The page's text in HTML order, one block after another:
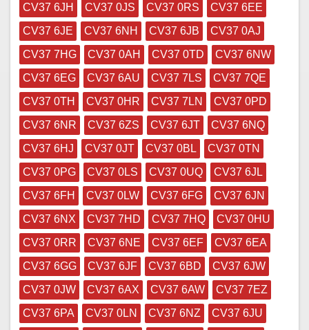
CV37 6JH
CV37 0JS CV37 0RS
CV37 6EE
CV37 6JE
CV37 6NH CV37 6JB
CV37 0AJ
CV37 7HG
CV37 0AH CV37 0TD
CV37 6NW
CV37 6EG
CV37 6AU CV37 7LS
CV37 7QE
CV37 0TH
CV37 0HR CV37 7LN
CV37 0PD
CV37 6NR
CV37 6ZS CV37 6JT
CV37 6NQ
CV37 6HJ
CV37 0JT CV37 0BL
CV37 0TN
CV37 0PG
CV37 0LS CV37 0UQ
CV37 6JL
CV37 6FH
CV37 0LW CV37 6FG
CV37 6JN
CV37 6NX
CV37 7HD CV37 7HQ
CV37 0HU
CV37 0RR
CV37 6NE CV37 6EF
CV37 6EA
CV37 6GG
CV37 6JF CV37 6BD
CV37 6JW
CV37 0JW
CV37 6AX CV37 6AW
CV37 7EZ
CV37 6PA
CV37 0LN CV37 6NZ
CV37 6JU